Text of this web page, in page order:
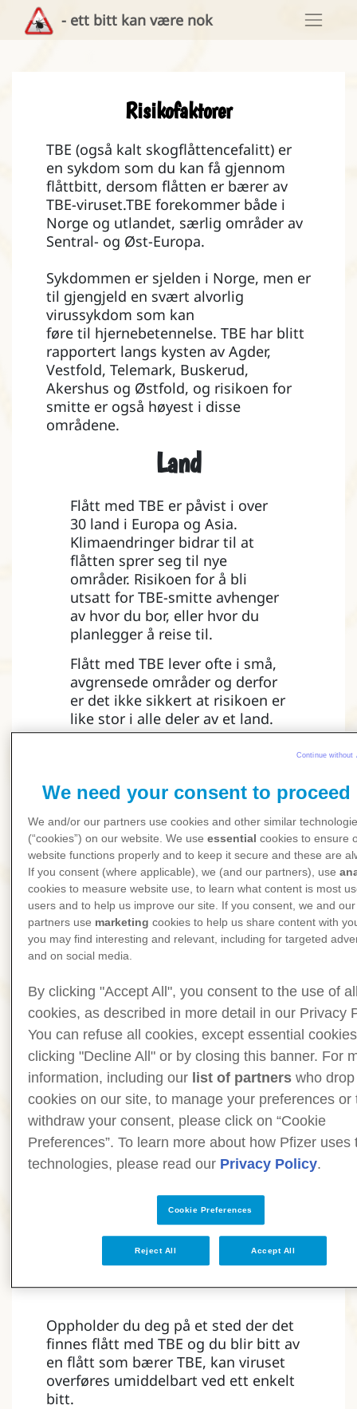
- ett bitt kan være nok
Risikofaktorer
TBE (også kalt skogflåttencefalitt) er
en sykdom som du kan få gjennom
flåttbitt, dersom flåtten er bærer av
TBE-viruset.TBE forekommer både i
Norge og utlandet, særlig områder av
Sentral- og Øst-Europa.
Sykdommen er sjelden i Norge, men er
til gjengjeld en svært alvorlig
virussykdom som kan
føre til hjernebetennelse. TBE har blitt
rapportert langs kysten av Agder,
Vestfold, Telemark, Buskerud,
Akershus og Østfold, og risikoen for
smitte er også høyest i disse
områdene.
Land
Flått med TBE er påvist i over
30 land i Europa og Asia.
Klimaendringer bidrar til at
flåtten sprer seg til nye
områder. Risikoen for å bli
utsatt for TBE-smitte avhenger
av hvor du bor, eller hvor du
planlegger å reise til.
Flått med TBE lever ofte i små,
avgrensede områder og derfor
er det ikke sikkert at risikoen er
like stor i alle deler av et land.
Flåtten er mest aktive, når
temperaturen er over 5°C –
typisk er det i Norge fra rundt
mars til oktober. Risikoen for
flåttbitt varierer derfor
gjennom året.
Flåttens levested
både i og utenfor byer, i parker,
hager og skog. I enkelte land
kan selv en spasertur i en park
innebære økt risiko for flåttbitt
Oppholder du deg på et sted der det
finnes flått med TBE og du blir bitt av
en flått som bærer TBE, kan viruset
overføres umiddelbart ved ett enkelt
bitt.
We need your consent to proceed
We and/or our partners use cookies and other similar
(“cookies”) on our website. We useessential cookies to ensure
website functions properly and to keep it secure and these are
If you consent (where applicable), we (and our partners), use
cookies to measure website use, to learn what content is most
users and to help us improve our site. If you consent, we and our
partners use marketing cookies to help us share content with
you may find interesting and relevant, including for targeted
and on social media.
By clicking "Accept All", you consent to the use of
cookies, as described in more detail in our Privacy
You can refuse all cookies, except essential
clicking "Decline All" or by closing this banner. For
information, including our list of partners who drop
cookies on our site, to manage your preferences or
withdraw your consent, please click on “Cookie
Preferences”. To learn more about how Pfizer uses
technologies, please read our Privacy Policy.
Cookie Preferences
Reject All Accept All
Continue without